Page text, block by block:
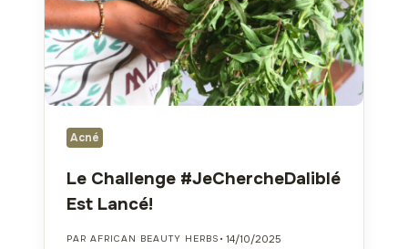
Acné
Le Challenge #JeChercheDaliblé
Est Lancé!
PAR AFRICAN BEAUTY HERBS • 14/10/2025